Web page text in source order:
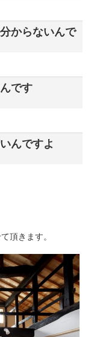
からないんで
です
んですよ
頂きます。